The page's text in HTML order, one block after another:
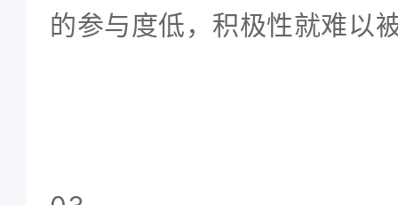
的参与度低，积极性就难以